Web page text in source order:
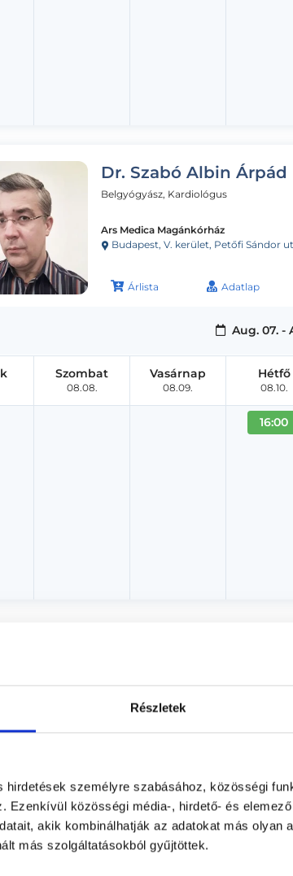
Részletek
hirdetések személyre szabásához, közösségi
Ezenkívül közösségi média-, hirdető- és
akik kombinálhatják az adatokat más olyan
más szolgáltatásokból gyűjtöttek.
Dr. Szabó Albin Árpád
Belgyógyász, Kardiológus
Ars Medica Magánkórház
Budapest, V. kerület, Petőfi Sándor
Árlista Adatlap
Aug. 07. -
Szombat
08.08.
Vasárnap
08.09.
Hétfő
08.10.
16:00
jelölt (rezidens): általános orvosi oklevéllel rendelkező
irányuló képzésben vesz részt. Ezen orvosok által
tartozik és azt közvetlenül felügyeli az egészségügyi
önállóan láthat el feladatokat. A foglaljorvost.hu
esetén.
SZAKTERÜLETEK